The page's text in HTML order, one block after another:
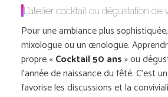
L’atelier cocktail ou dégustation de
Pour une ambiance plus
mixologue ou un œnologue.
propre « Cocktail 50 ans» ou
l’année de naissance du fêté. C’est
favorise les discussions et la